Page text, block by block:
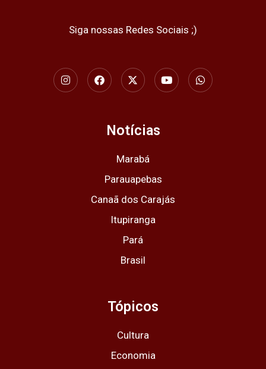
Siga nossas Redes Sociais ;)
I
n
s
F
a
c
X
-
t
t
t
Y
o
u
W
h
a
Notícias
Marabá
Parauapebas
Canaã dos Carajás
Itupiranga
Pará
Brasil
Tópicos
Cultura
Economia